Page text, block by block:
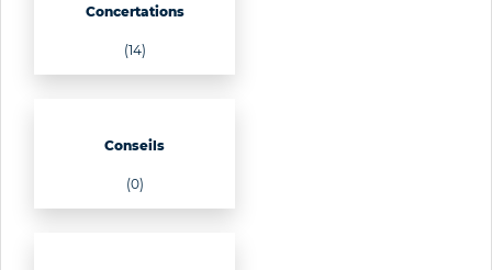
Concertations
(14)
Conseils
(0)